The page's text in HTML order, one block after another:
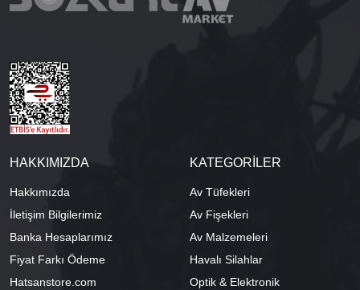
HAKKIMIZDA
Hakkımızda
İletişim Bilgilerimiz
Banka Hesaplarımız
Fiyat Farkı Ödeme
Hatsanstore.com
KATEGORİLER
Av Tüfekleri
Av Fişekleri
Av Malzemeleri
Havalı Silahlar
Optik & Elektronik